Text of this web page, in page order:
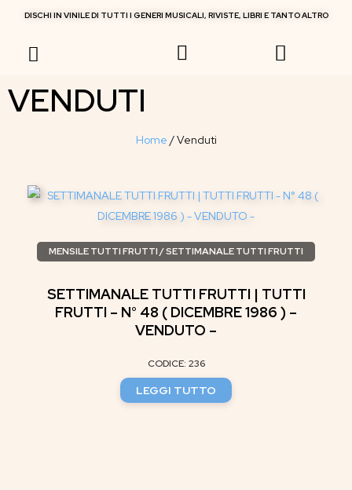
DISCHI IN VINILE DI TUTTI I GENERI MUSICALI, RIVISTE, LIBRI E TANTO ALTRO
VENDUTI
Home /Venduti
MENSILE TUTTI FRUTTI / SETTIMANALE TUTTI FRUTTI
SETTIMANALE TUTTI FRUTTI | TUTTI
FRUTTI – N° 48 ( DICEMBRE 1986 ) –
VENDUTO –
CODICE: 236
LEGGI TUTTO